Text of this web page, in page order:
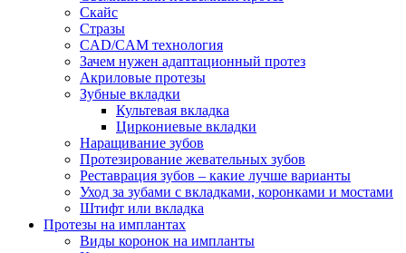
Скайс
Стразы
CAD/CAM технология
Зачем нужен адаптационный протез
Акриловые протезы
Зубные вкладки
Культевая вкладка
Циркониевые вкладки
Наращивание зубов
Протезирование жевательных зубов
Реставрация зубов – какие лучше варианты
Уход за зубами с вкладками, коронками и мостами
Штифт или вкладка
Протезы на имплантах
Виды коронок на импланты